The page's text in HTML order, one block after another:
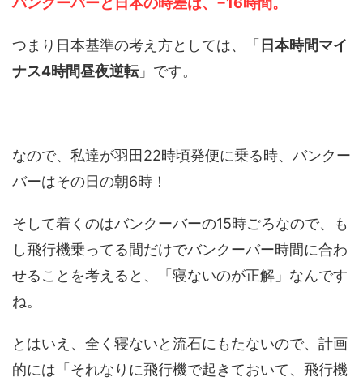
つまり日本基準の考え方としては、「 日本時間マイ
ナス4時間昼夜逆転」です。
なので、私達が羽田22時頃発便に乗る時、バンクー
バーはその日の朝6時！
そして着くのはバンクーバーの15時ごろなので、も
し飛行機乗ってる間だけでバンクーバー時間に合わ
せることを考えると、「寝ないのが正解」なんです
ね。
とはいえ、全く寝ないと流石にもたないので、計画
的には「それなりに飛行機で起きておいて、飛行機